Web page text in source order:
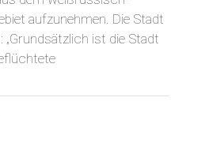
aufzunehmen. Die Stadt
„Grundsätzlich ist die Stadt